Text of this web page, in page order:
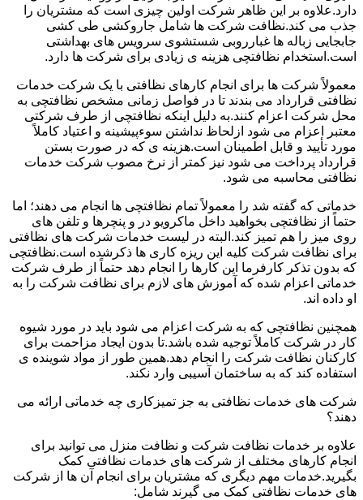
دارد.علاوه بر این ظاهر شرکت اولین چیزی است که مشتریان را
جذب می کند.نظافت شرکت ها شامل جاروکشی طی کشی
جابجایی زباله ها غبارروبی شستشوی سرویس های بهداشتی
است.استخدام نظافتچی هزینه ی زیادی برای شرکت ها دارد.
معمولاً شرکت ها برای انجام کارهای نظافتی با یک شرکت خدمات
نظافتی قرارداد می بندند تا در فواصل زمانی مشخص نظافتچی به
محل شرکت اعزام کنند.به دلیل اینکه نظافتچی از طرف شرکتی
معتبر اعزام می شود ازلحاظ نداشتن سوءپیشینه و اعتیاد کاملاً
مورد تأیید و قابل اطمینان است.هزینه ی که در صورت بستن
قرارداد پرداخت می شود نیز کمتر از نرخ مصوب شرکت خدمات
نظافتی محاسبه می شود.
خدماتی که گفته شد را معمولاً تمام نظافتچی ها انجام می دهند؛ اما
حتماً از نظافتچی بخواهید داخل ماکرویو در و پنچرها و تلفن های
روی میز را هم تمیز کند.البته در لیست خدمات شرکت های نظافتی
برای نظافت شرکت کلیه این ریزه کاری ها ذکرشده است.نظافتچی
که بدون تذکر کارفرما این کارها را انجام دهد حتماً از طرف شرکت
خدماتی اعزام شده که آموزش های لازم برای نظافت شرکت را به
او داده اند.
همچنین نظافتچی که به شرکت اعزام می شود باید در مورد شیوه
کار در شرکت کاملاً توجیه شده باشد.تا بدون ایجاد مزاحمت برای
کارکنان نظافت شرکت را انجام دهد.همین طور از مواد شوینده ی
استفاده کند که به ساختمان آسیبی وارد نکند.
شرکت های خدمات نظافتی به جز تمیزکاری چه خدماتی ارائه می
دهند؟
علاوه بر خدمات نظافت شرکت و نظافت منزل می توانید برای
انجام کارهای مختلف از شرکت های خدمات نظافتی کمک
بگیرید.خدمات مهم دیگری که مشتریان برای انجام آن ها از شرکت
های خدمات نظافتی کمک می گیرند شامل: